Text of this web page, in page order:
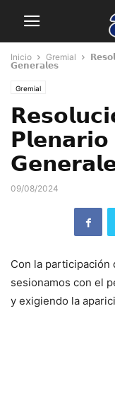
Inicio Gremial
𝗚𝗲𝗻𝗲𝗿𝗮𝗹𝗲𝘀
Gremial
09/08/2024
Con la participación
sesionamos con el
y exigiendo la